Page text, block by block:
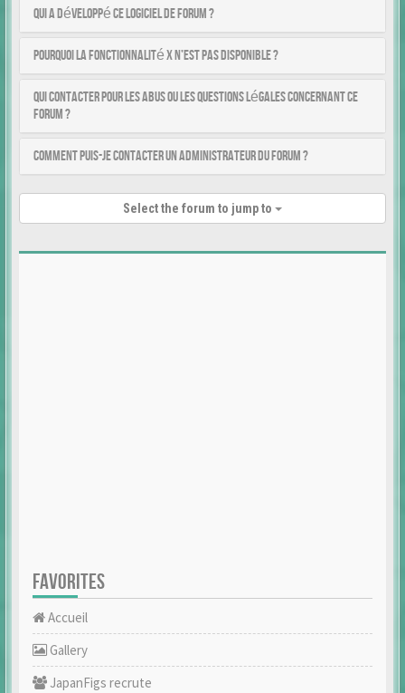
Qui a développé ce logiciel de forum ?
Pourquoi la fonctionnalité X n’est pas disponible ?
Qui contacter pour les abus ou les questions légales concernant ce
forum ?
Comment puis-je contacter un administrateur du forum ?
Select the forum to jump to
FAVORITES
Accueil
Gallery
JapanFigs recrute